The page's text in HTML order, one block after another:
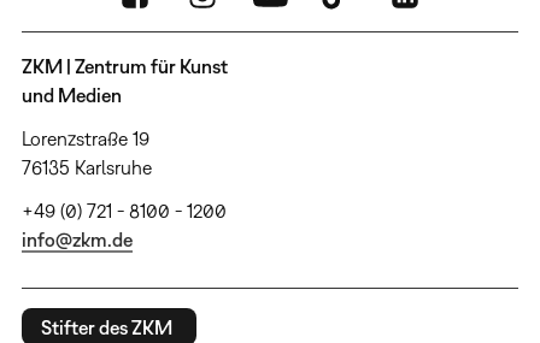
ZKM | Zentrum für Kunst
und Medien
Lorenzstraße 19
76135 Karlsruhe
+49 (0) 721 - 8100 - 1200
info@zkm.de
Stifter des ZKM